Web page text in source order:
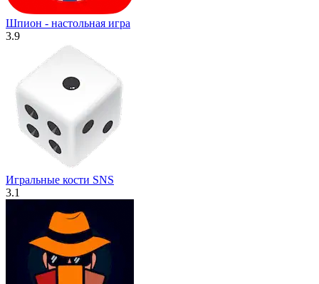
Шпион - настольная игра
3.9
Игральные кости SNS
3.1